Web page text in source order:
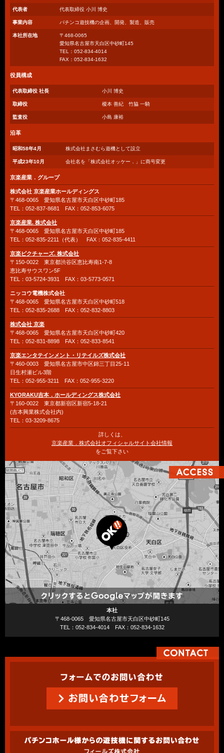
代表者 代表取締役 小川 博史
事業内容 パチンコ遊技機の企画、開発、製造、販売
本社所在地
〒468-0065
愛知県名古屋市天白区中砂町145
TEL：052-834-4014
FAX：052-834-1632
役員構成
代表取締役 社長 小川 博史
取締役 榎本 善紀 竹脇 一騎
監査役 小島 康裕
沿革
昭和58年4月 株式会社まさむら遊機として設立
平成23年10月 会社名を「株式会社オッケー．」に商号変更
京楽産業．グループ
株式会社 京楽産業ホールディングス
〒468-0065 愛知県名古屋市天白区中砂町185
TEL：052-837-8681 FAX：052-853-6075
京楽産業. 株式会社
〒468-0065 愛知県名古屋市天白区中砂町185
TEL：052-835-2211（代表） FAX：052-835-4411
京楽ピクチャーズ. 株式会社
〒150-0022 東京都渋谷区恵比寿南1-7-8
恵比寿サウスワン5F
TEL：03-5724-3931 FAX：03-5773-0571
ニッコウ電機株式会社
〒468-0065 愛知県名古屋市天白区中砂町518
TEL：052-835-2688 FAX：052-832-8803
株式会社 京楽
〒468-0065 愛知県名古屋市天白区中砂町420
TEL：052-831-8898 FAX：052-833-8541
京楽エンタテインメント・リテイルズ株式会社
〒460-0003 愛知県名古屋市中区錦三丁目25-11
日生村瀬ビル3階
TEL：052-955-3211 FAX：052-955-3220
KYORAKU吉本．ホールディングス株式会社
〒160-0022 東京都新宿区新宿5-18-21
(吉本興業株式会社内)
TEL：03-3209-8675
詳しくは、
京楽産業．株式会社オフィシャルサイト会社情報
をご覧下さい
本社
〒468-0065 愛知県名古屋市天白区中砂町145
TEL：052-834-4014 FAX：052-834-1632